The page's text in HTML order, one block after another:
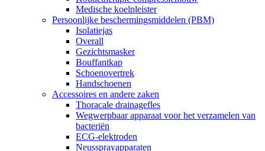
Medische koelpleister
Persoonlijke beschermingsmiddelen (PBM)
Isolatiejas
Overall
Gezichtsmasker
Bouffantkap
Schoenovertrek
Handschoenen
Accessoires en andere zaken
Thoracale drainagefles
Wegwerpbaar apparaat voor het verzamelen van
bacteriën
ECG-elektroden
Neussprayapparaten